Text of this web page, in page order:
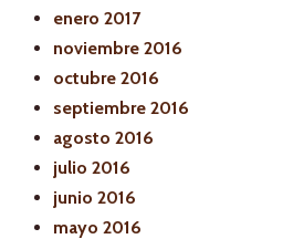
enero 2017
noviembre 2016
octubre 2016
septiembre 2016
agosto 2016
julio 2016
junio 2016
mayo 2016